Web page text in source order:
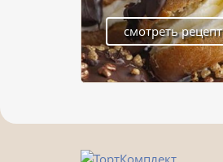
смотреть рецепт